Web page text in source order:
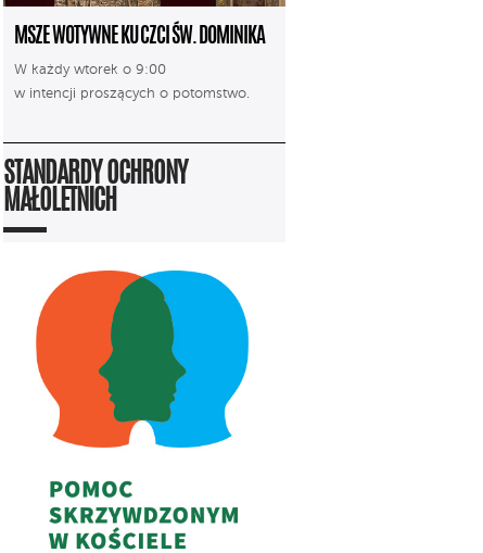
MSZE WOTYWNE KU CZCI ŚW. DOMINIKA
W każdy wtorek o 9:00
w intencji proszących o potomstwo.
STANDARDY OCHRONY
MAŁOLETNICH